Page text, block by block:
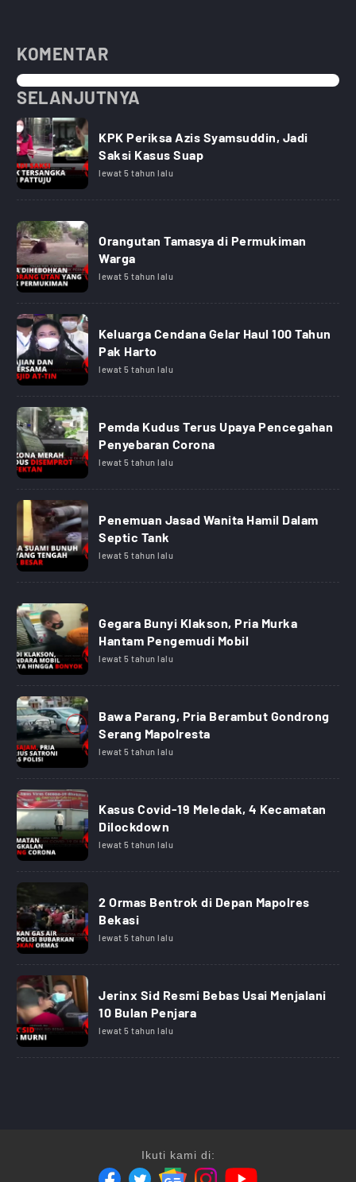
KOMENTAR
SELANJUTNYA
KPK Periksa Azis Syamsuddin, Jadi
Saksi Kasus Suap
lewat 5 tahun lalu
Orangutan Tamasya di Permukiman
Warga
lewat 5 tahun lalu
Keluarga Cendana Gelar Haul 100 Tahun
Pak Harto
lewat 5 tahun lalu
Pemda Kudus Terus Upaya Pencegahan
Penyebaran Corona
lewat 5 tahun lalu
Penemuan Jasad Wanita Hamil Dalam
Septic Tank
lewat 5 tahun lalu
Gegara Bunyi Klakson, Pria Murka
Hantam Pengemudi Mobil
lewat 5 tahun lalu
Bawa Parang, Pria Berambut Gondrong
Serang Mapolresta
lewat 5 tahun lalu
Kasus Covid-19 Meledak, 4 Kecamatan
Dilockdown
lewat 5 tahun lalu
2 Ormas Bentrok di Depan Mapolres
Bekasi
lewat 5 tahun lalu
Jerinx Sid Resmi Bebas Usai Menjalani
10 Bulan Penjara
lewat 5 tahun lalu
Ikuti kami di: